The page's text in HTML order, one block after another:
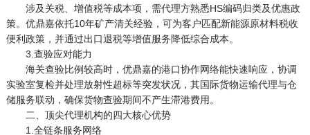
涉及关税、增值税等成本项，需代理方熟悉HS编码归类及优惠政
策。优鼎嘉依托10年矿产清关经验，可为客户匹配新能源原材料税收
便利政策，并通过出口退税等增值服务降低综合成本。
3.查验应对能力
海关查验比例较高时，优鼎嘉的港口协作网络能快速响应，协调
实验室复检并处理放射性超标等突发状况，其国际货物运输代理与仓
储服务联动，确保货物查验期间不产生滞港费用。
二、顶尖代理机构的四大核心优势
1.全链条服务网络